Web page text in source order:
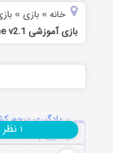
خانه »بازی »
بازی آموزشی New Flag Game v2.1 (اندروید)
(اندروید)
۱ نظر